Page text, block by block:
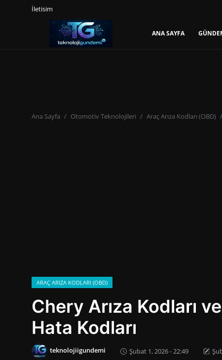
İletisim
ANA SAYFA
Aktüeller
E-Ticaret
İnternetten Kazanç
Otomotiv Teknolojileri
Ana Sayfa Otomotiv Teknolojileri Araç Arıza Kodları (OBD)
ARAÇ ARIZA KODLARI (OBD)
Chery Arıza Kodları
Hata Kodları
teknolojiigundemi Şubat 1, 2026 - 22:49